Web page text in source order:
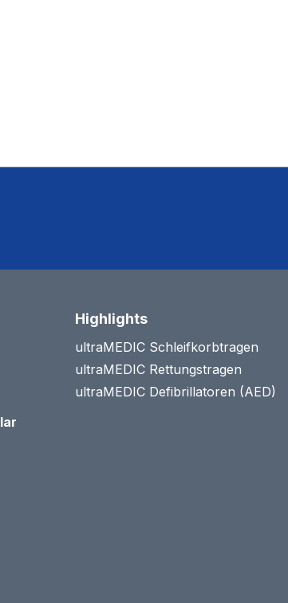
Highlights
ultraMEDIC Schleifkorbtragen
ultraMEDIC Rettungstragen
ultraMEDIC Defibrillatoren (AED)